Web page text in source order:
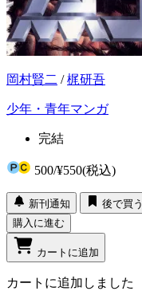
岡村賢二 /梶研吾
少年・青年マンガ
完結
500/¥550(税込)
新刊通知
後で買う
購入に進む
カートに追加
カートに追加しました